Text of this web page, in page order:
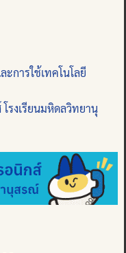
ะการใช้เทคโนโลยี
รงเรียนมหิดลวิทยานุ